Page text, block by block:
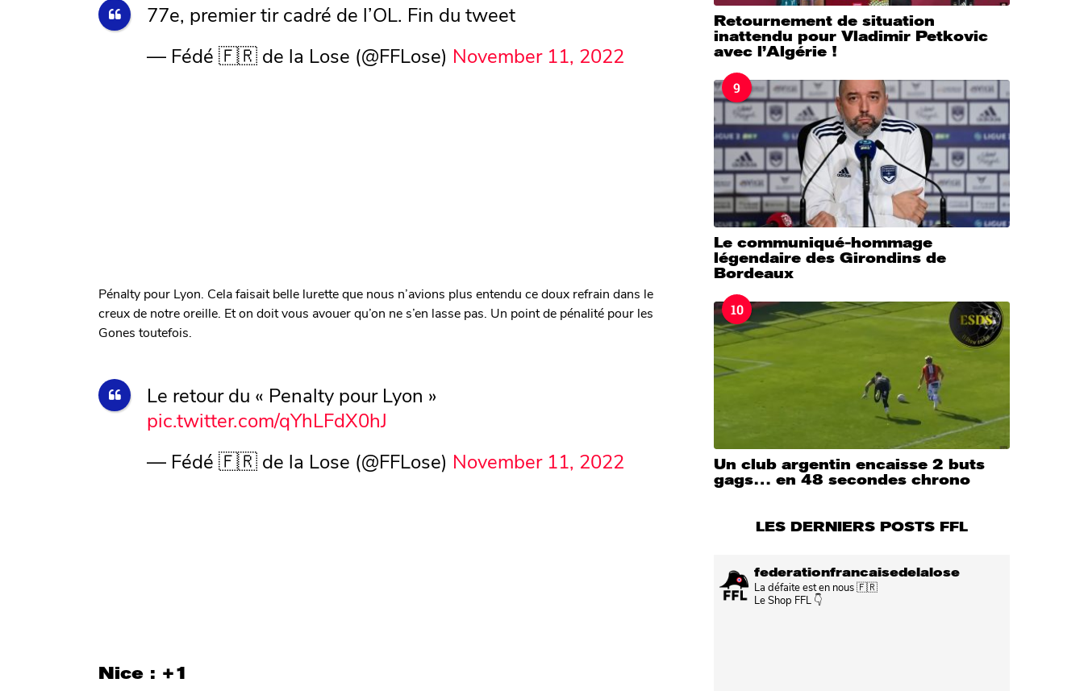
77e, premier tir cadré de l’OL. Fin du tweet
— Fédé 🇫🇷 de la Lose (@FFLose) November 11, 2022
Pénalty pour Lyon. Cela faisait belle lurette que nous n’avions plus entendu ce doux refrain dans le
creux de notre oreille. Et on doit vous avouer qu’on ne s’en lasse pas. Un point de pénalité pour les
Gones toutefois.
Le retour du « Penalty pour Lyon »
pic.twitter.com/qYhLFdX0hJ
— Fédé 🇫🇷 de la Lose (@FFLose) November 11, 2022
Nice : +1
Retournement de situation
inattendu pour Vladimir Petkovic
avec l’Algérie !
9
Le communiqué-hommage
légendaire des Girondins de
Bordeaux
10
Un club argentin encaisse 2 buts
gags… en 48 secondes chrono
LES DERNIERS POSTS FFL
federationfrancaisedelalose
La défaite est en nous 🇫🇷
Le Shop FFL 👇